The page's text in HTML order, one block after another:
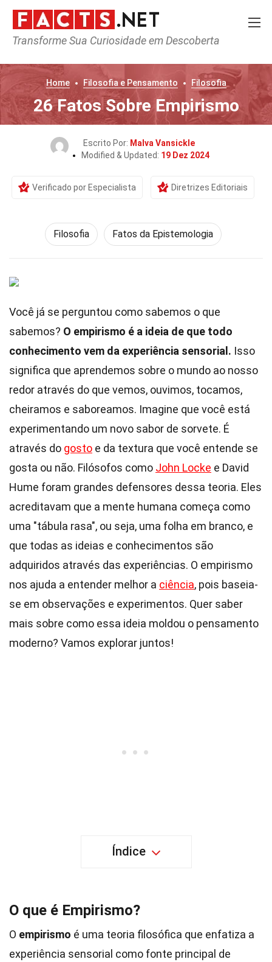
Transforme Sua Curiosidade em Descoberta
Home Filosofia e Pensamento Filosofia
26 Fatos Sobre Empirismo
Escrito Por: Malva Vansickle
Modified & Updated: 19 Dez 2024
Verificado por Especialista Diretrizes Editoriais
Filosofia Fatos da Epistemologia
Você já se perguntou como sabemos o que
sabemos? O empirismo é a ideia de que todo
conhecimento vem da experiência sensorial. Isso
significa que aprendemos sobre o mundo ao nosso
redor através do que vemos, ouvimos, tocamos,
cheiramos e saboreamos. Imagine que você está
experimentando um novo sabor de sorvete. É
através do gosto e da textura que você entende se
gosta ou não. Filósofos como John Locke e David
Hume foram grandes defensores dessa teoria. Eles
acreditavam que a mente humana começa como
uma "tábula rasa", ou seja, uma folha em branco, e
que todas as ideias e conhecimentos são
adquiridos através das experiências. O empirismo
nos ajuda a entender melhor a ciência, pois baseia-
se em observações e experimentos. Quer saber
mais sobre como essa ideia moldou o pensamento
moderno? Vamos explorar juntos!
Índice
O que é Empirismo?
O empirismo é uma teoria filosófica que enfatiza a
experiência sensorial como fonte principal de